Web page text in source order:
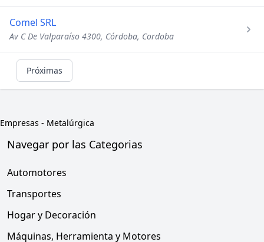
Comel SRL
Av C De Valparaíso 4300, Córdoba, Cordoba
Próximas
Empresas - Metalúrgica
Navegar por las Categorias
Automotores
Transportes
Hogar y Decoración
Máquinas, Herramienta y Motores